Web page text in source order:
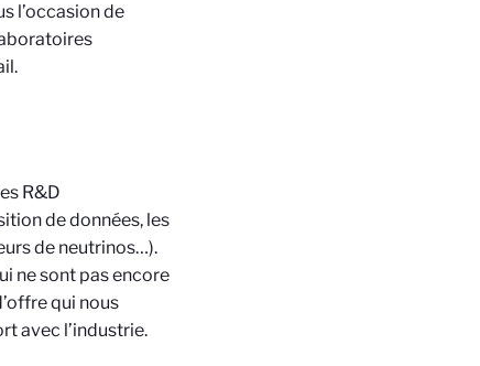
l’occasion de
R&D
de données, les
de neutrinos…).
ne sont pas encore
qui nous
avec l’industrie.